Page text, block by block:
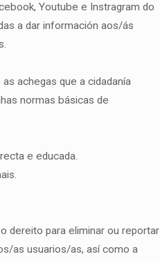
Youtube e Instragram do
a dar información aos/ás
achegas que a cidadanía
normas básicas de
e educada.
dereito para eliminar ou reportar
as usuarios/as, así como a